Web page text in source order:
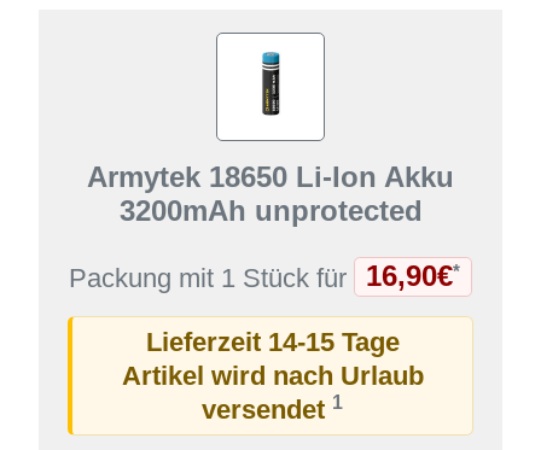
Armytek 18650 Li-Ion Akku
3200mAh unprotected
Packung mit 1 Stück für 16,90€*
Lieferzeit 14-15 Tage
Artikel wird nach Urlaub
versendet 1